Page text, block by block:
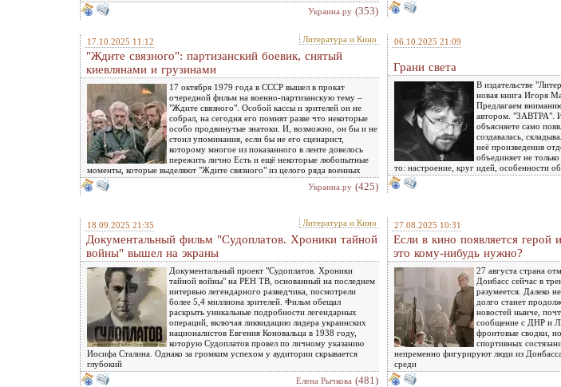
Украина.ру (353)
17.10.2025 11:12 Литература и Кино
"Ждите связного": партизанский боевик, снятый
киевлянами и грузинами
17 октября 1979 года в СССР вышел в прокат
очередной фильм на военно-партизанскую тему –
"Ждите связного". Особой кассы и зрителей он не
собрал, на сегодня его помнят разве что некоторые
особо продвинутые знатоки. И, возможно, он бы и не
стоил упоминания, если бы не его сценарист,
которому многое из показанного в ленте довелось
пережить лично Есть и ещё некоторые любопытные
моменты, которые выделяют "Ждите связного" из целого ряда военных
Украина.ру (425)
06.10.2025 21:09
Грани света
В издательстве
новая книга Игоря
Предлагаем
автором. "ЗАВТРА".
объясняете само
создавалась,
неё произведения
объединяет не
то: настроение, круг идей, особенности
18.09.2025 21:35 Литература и Кино
Документальный фильм "Судоплатов. Хроники тайной
войны" вышел на экраны
Документальный проект "Судоплатов. Хроники
тайной войны" на РЕН ТВ, основанный на последнем
интервью легендарного разведчика, посмотрели
более 5,4 миллиона зрителей. Фильм обещал
раскрыть уникальные подробности легендарных
операций, включая ликвидацию лидера украинских
националистов Евгения Коновальца в 1938 году,
которую Судоплатов провел по личному указанию
Иосифа Сталина. Однако за громким успехом у аудитории скрывается
глубокий
Елена Рычкова (481)
27.08.2025 10:31
Если в кино появляется герой
это кому-нибудь нужно?
27 августа страна
Донбасс сейчас в
разумеется. Далеко
долго станет
новостей нынче,
сообщение с ДНР и
фронтовые сводки,
спортивных
непременно фигурируют люди из
среди